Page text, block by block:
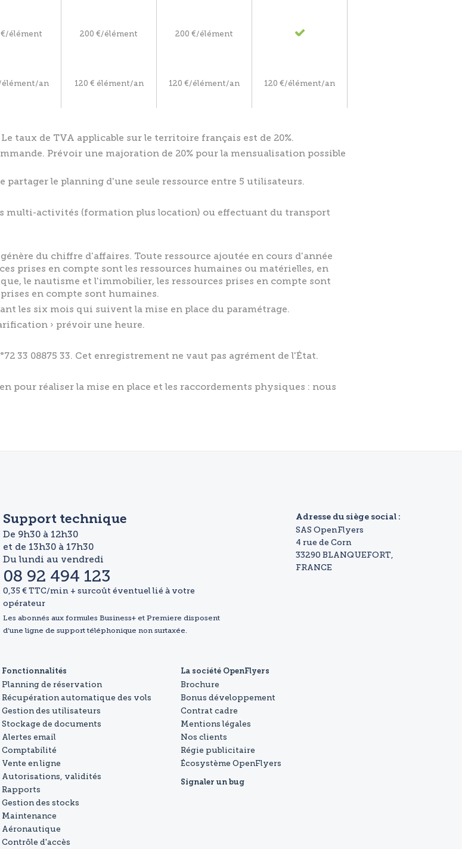
€/élément 200 €/élément 200 €/élément
élément/an 120 € élément/an 120 €/élément/an 120 €/élément/an
taux de TVA applicable sur le territoire français est de 20%.
Prévoir une majoration de 20% pour la mensualisation possible
partager le planning d'une seule ressource entre 5 utilisateurs.
multi-activités (formation plus location) ou effectuant du transport
du chiffre d'affaires. Toute ressource ajoutée en cours d'année
prises en compte sont les ressources humaines ou matérielles, en
le nautisme et l'immobilier, les ressources prises en compte sont
en compte sont humaines.
les six mois qui suivent la mise en place du paramétrage.
› prévoir une heure.
33 08875 33. Cet enregistrement ne vaut pas agrément de l'État.
pour réaliser la mise en place et les raccordements physiques : nous
Support technique
De 9h30 à 12h30
et de 13h30 à 17h30
Du lundi au vendredi
08 92 494 123
0,35 € TTC/min + surcoût éventuel lié à votre
opérateur
Les abonnés aux formules Business+ et Premiere disposent
d’une ligne de support téléphonique non surtaxée.
Adresse du siège social :
SAS OpenFlyers
4 rue de Corn
33290 BLANQUEFORT,
FRANCE
Fonctionnalités
Planning de réservation
Récupération automatique des vols
Gestion des utilisateurs
Stockage de documents
Alertes email
Comptabilité
Vente en ligne
Autorisations, validités
Rapports
Gestion des stocks
Maintenance
Aéronautique
Contrôle d'accès
La société OpenFlyers
Brochure
Bonus développement
Contrat cadre
Mentions légales
Nos clients
Régie publicitaire
Écosystème OpenFlyers
Signaler un bug